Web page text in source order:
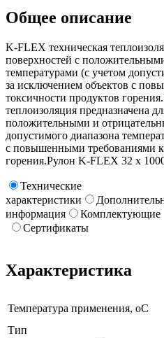
Общее описание
K-FLEX техническая
поверхностей с
температурами (с учетом
за исключением объектов с
токсичности продуктов
теплоизоляция предназначена
положительными и
допустимого диапазона
с повышенными требованиями к
горения.Рулон K-FLEX 32 x
Технические
характеристики
информация
Комплектующие
Сертификаты
Характеристика
Температура применения, oC
Тип